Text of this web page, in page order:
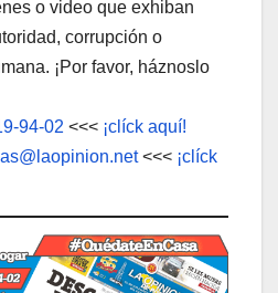
o video que exhiban
corrupción o
¡Por favor, háznoslo
94-02 <<< ¡clíck aquí!
<<< ¡clíck